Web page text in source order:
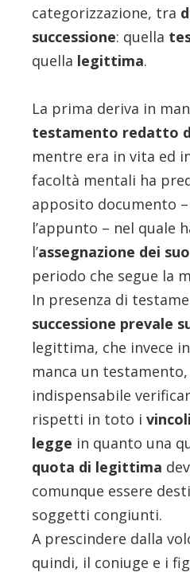
categorizzazione, tra
successione: quella
quella legittima.
La prima deriva in
testamento redatto
mentre era in vita ed
facoltà mentali ha
apposito documento
l’appunto – nel quale
l’assegnazione dei
periodo che segue la
In presenza di
successione prevale
legittima, che invece
manca un
indispensabile
rispetti in toto i
legge in quanto una
quota di legittima
comunque essere
soggetti congiunti.
A prescindere dalla
quindi, il coniuge e i